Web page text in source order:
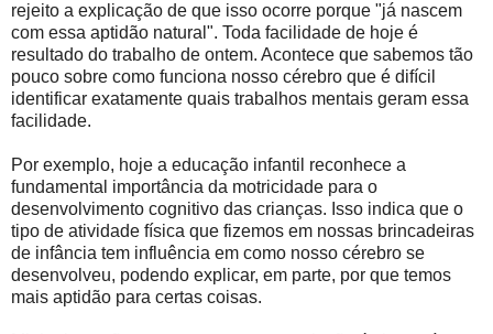
rejeito a explicação de que isso ocorre porque "já nascem
com essa aptidão natural". Toda facilidade de hoje é
resultado do trabalho de ontem. Acontece que sabemos tão
pouco sobre como funciona nosso cérebro que é difícil
identificar exatamente quais trabalhos mentais geram essa
facilidade.
Por exemplo, hoje a educação infantil reconhece a
fundamental importância da motricidade para o
desenvolvimento cognitivo das crianças. Isso indica que o
tipo de atividade física que fizemos em nossas brincadeiras
de infância tem influência em como nosso cérebro se
desenvolveu, podendo explicar, em parte, por que temos
mais aptidão para certas coisas.